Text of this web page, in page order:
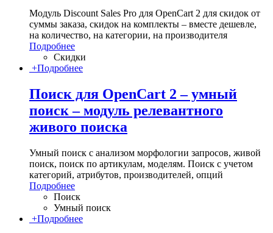
Модуль Discount Sales Pro для OpenCart 2 для скидок от
суммы заказа, скидок на комплекты – вместе дешевле,
на количество, на категории, на производителя
Подробнее
Скидки
+Подробнее
Поиск для OpenCart 2 – умный
поиск – модуль релевантного
живого поиска
Умный поиск с анализом морфологии запросов, живой
поиск, поиск по артикулам, моделям. Поиск с учетом
категорий, атрибутов, производителей, опций
Подробнее
Поиск
Умный поиск
+Подробнее